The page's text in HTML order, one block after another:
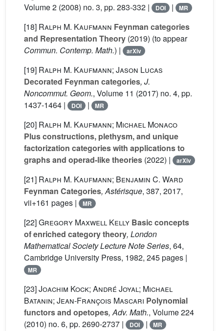
Volume 2 (2008) no. 3, pp. 283-332 | DOI | MR
[18] Ralph M. Kaufmann Feynman categories
and Representation Theory (2019) (to appear
Commun. Contemp. Math.) | arXiv
[19] Ralph M. Kaufmann; Jason Lucas
Decorated Feynman categories, J.
Noncommut. Geom., Volume 11 (2017) no. 4, pp.
1437-1464 |
DOI | MR
[20] Ralph M. Kaufmann; Michael Monaco
Plus constructions, plethysm, and unique
factorization categories with applications to
graphs and operad-like theories (2022) | arXiv
[21] Ralph M. Kaufmann; Benjamin C. Ward
Feynman Categories, Astérisque, 387, 2017,
vii+161 pages |
MR
[22]Gregory Maxwell Kelly Basic concepts
of enriched category theory, London
Mathematical Society Lecture Note Series, 64,
Cambridge University Press, 1982, 245 pages |
MR
[23]Joachim Kock; André Joyal; Michael
Batanin; Jean-François Mascari Polynomial
functors and opetopes, Adv. Math., Volume 224
(2010) no. 6, pp. 2690-2737 |
DOI | MR